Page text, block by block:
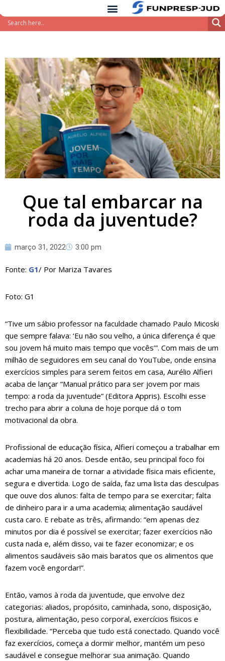
Pular
conteúdo
Que tal embarcar na
roda da juventude?
março 31, 2022 3:00 pm
Fonte: G1/ Por Mariza Tavares
Foto: G1
“Tive um sábio professor na faculdade chamado Paulo Micoski
que sempre falava: ‘Eu não sou velho, a única diferença é que
sou jovem há muito mais tempo que vocês’”. Com mais de um
milhão de seguidores em seu canal do YouTube, onde ensina
exercícios simples para serem feitos em casa, Aurélio Alfieri
acaba de lançar “Manual prático para ser jovem por mais
tempo: a roda da juventude” (Editora Appris). Escolhi esse
trecho para abrir a coluna de hoje porque dá o tom
motivacional da obra.
Profissional de educação física, Alfieri começou a trabalhar em
academias há 20 anos. Desde então, seu principal foco foi
achar uma maneira de tornar a atividade física mais eficiente,
segura e divertida. Logo de saída, faz uma lista das desculpas
que ouve dos alunos: falta de tempo para se exercitar; falta
de dinheiro para ir a uma academia; alimentação saudável
custa caro. E rebate as três, afirmando: “em apenas dez
minutos por dia é possível se exercitar; fazer exercícios não
custa nada e, além disso, vai te fazer economizar; e os
alimentos saudáveis são mais baratos que os alimentos que
fazem você engordar!”.
Então, vamos à roda da juventude, que envolve dez
categorias: aliados, propósito, caminhada, sono, disposição,
postura, alimentação, peso corporal, exercícios físicos e
flexibilidade. “Perceba que tudo está conectado. Quando você
faz exercícios, começa a dormir melhor, mantém um peso
saudável e consegue melhorar sua animação. Quando